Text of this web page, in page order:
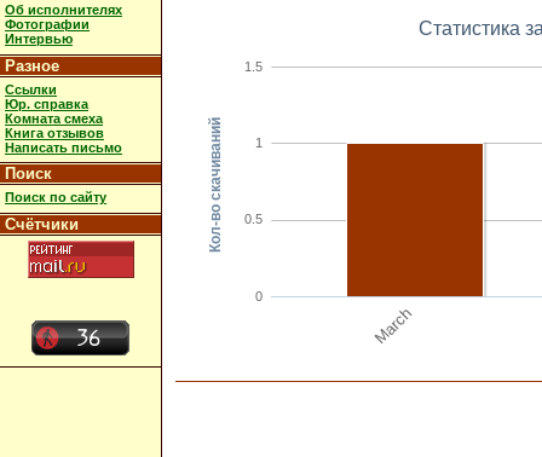
Об исполнителях
Фотографии
Интервью
Разное
Ссылки
Юр. справка
Комната смеха
Книга отзывов
Написать письмо
Поиск
Поиск по сайту
Счётчики
March
0
0.5
1
1.5
Кол-во скачиваний
Статистика